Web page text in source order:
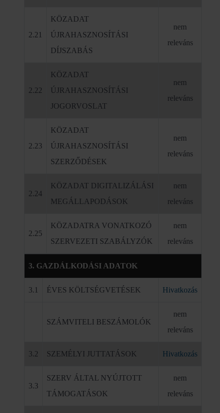
2.21
KÖZADAT
ÚJRAHASZNOSÍTÁSI
DÍJSZABÁS
nem
releváns
2.22
KÖZADAT
ÚJRAHASZNOSÍTÁSI
JOGORVOSLAT
nem
releváns
2.23
KÖZADAT
ÚJRAHASZNOSÍTÁSI
SZERZŐDÉSEK
nem
releváns
2.24
KÖZADAT DIGITALIZÁLÁSI
MEGÁLLAPODÁSOK
nem
releváns
2.25
KÖZADATRA VONATKOZÓ
SZERVEZETI SZABÁLYZÓK
nem
releváns
3. GAZDÁLKODÁSI ADATOK
3.1 ÉVES KÖLTSÉGVETÉSEK Hivatkozás
SZÁMVITELI BESZÁMOLÓK
nem
releváns
3.2 SZEMÉLYI JUTTATÁSOK Hivatkozás
3.3
SZERV ÁLTAL NYÚJTOTT
TÁMOGATÁSOK
nem
releváns